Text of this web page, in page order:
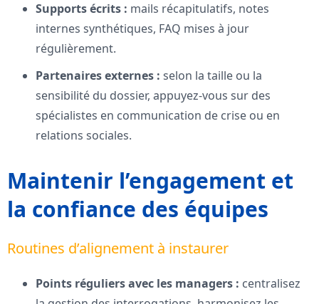
Supports écrits : mails récapitulatifs, notes
internes synthétiques, FAQ mises à jour
régulièrement.
Partenaires externes : selon la taille ou la
sensibilité du dossier, appuyez-vous sur des
spécialistes en communication de crise ou en
relations sociales.
Maintenir l’engagement et
la confiance des équipes
Routines d’alignement à instaurer
Points réguliers avec les managers : centralisez